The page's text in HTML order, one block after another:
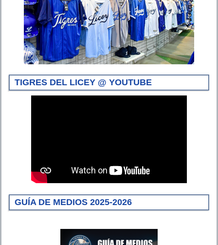
TIGRES DEL LICEY @ YOUTUBE
GUÍA DE MEDIOS 2025-2026